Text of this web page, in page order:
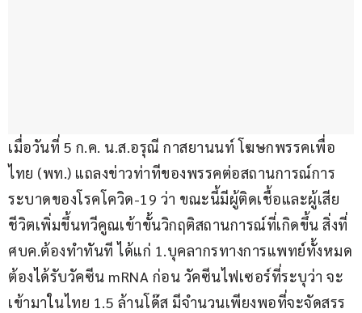
เมื่อวันที่ 5 ก.ค. น.ส.อรุณี กาสยานนท์ โฆษกพรรคเพื่อ
ไทย (พท.) แถลงข่าวท่าทีของพรรคต่อสถานการณ์การ
ระบาดของโรคโควิด-19 ว่า ขณะนี้มีผู้ติดเชื้อและผู้เสีย
ชีวิตเพิ่มขึ้นทวีคูณเข้าขั้นวิกฤติสถานการณ์ที่เกิดขึ้น สิ่งที่
ศบค.ต้องทำทันที ได้แก่ 1.บุคลากรทางการแพทย์ทั้งหมด
ต้องได้รับวัคซีน mRNA ก่อน วัคซีนไฟเซอร์ที่ระบุว่า จะ
เข้ามาในไทย 1.5 ล้านโด๊ส มีจำนวนเพียงพอที่จะจัดสรร